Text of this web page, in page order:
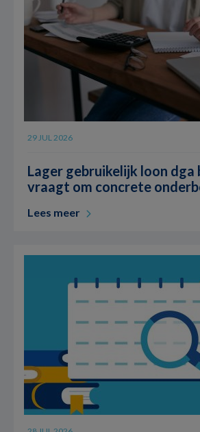
29 JUL 2026
Lager gebruikelijk loon dga
vraagt om concrete
Lees meer